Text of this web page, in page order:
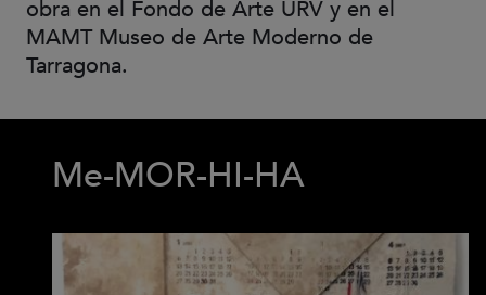
obra en el Fondo de Arte URV y en el
MAMT Museo de Arte Moderno de
Tarragona.
Me-MOR-HI-HA